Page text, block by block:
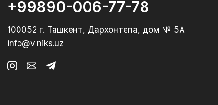
+99890-006-77-78
100052 г. Ташкент, Дархонтепа, дом № 5А
info@viniks.uz